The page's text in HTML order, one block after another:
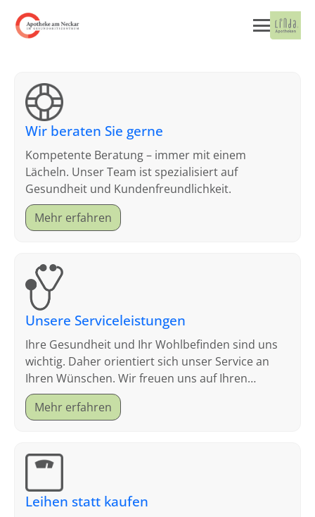
Wir beraten Sie gerne
Kompetente Beratung – immer mit einem
Lächeln. Unser Team ist spezialisiert auf
Gesundheit und Kundenfreundlichkeit.
Mehr erfahren
Unsere Serviceleistungen
Ihre Gesundheit und Ihr Wohlbefinden sind uns
wichtig. Daher orientiert sich unser Service an
Ihren Wünschen. Wir freuen uns auf Ihren
Besuch.
Mehr erfahren
Leihen statt kaufen